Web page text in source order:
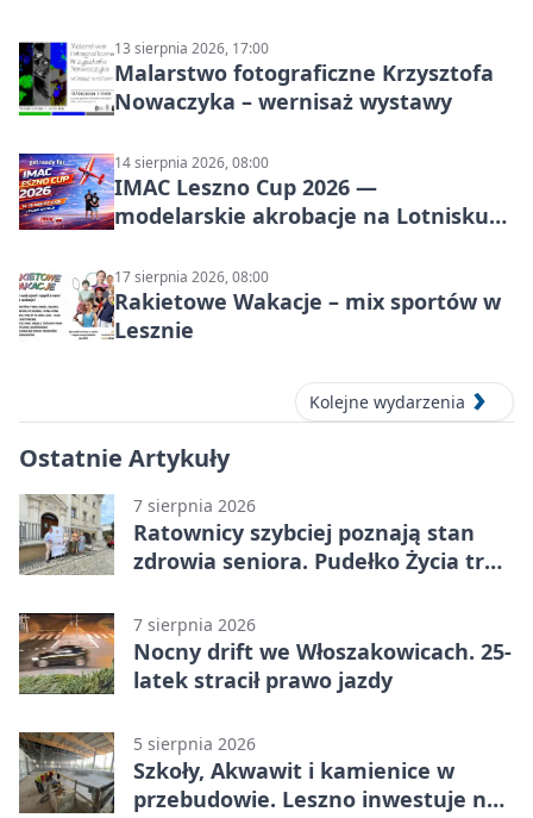
13 sierpnia 2026, 17:00
Malarstwo fotograficzne Krzysztofa
Nowaczyka – wernisaż wystawy
14 sierpnia 2026, 08:00
IMAC Leszno Cup 2026 —
modelarskie akrobacje na Lotnisku
17 sierpnia 2026, 08:00
Rakietowe Wakacje – mix sportów w
Lesznie
Kolejne wydarzenia
Ostatnie Artykuły
7 sierpnia 2026
Ratownicy szybciej poznają stan
zdrowia seniora. Pudełko Życia trafi
7 sierpnia 2026
Nocny drift we Włoszakowicach. 25-
latek stracił prawo jazdy
5 sierpnia 2026
Szkoły, Akwawit i kamienice w
przebudowie. Leszno inwestuje na